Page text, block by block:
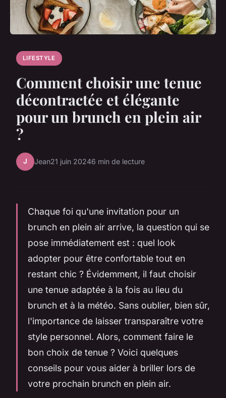
LIFESTYLE
Comment choisir une tenue
décontractée et élégante
pour un brunch en plein air
?
J Jean21 juin 20246 min de lecture
Chaque foi qu'une invitation pour un
brunch en plein air arrive, la question qui se
pose immédiatement est : quel look
adopter pour être confortable tout en
restant chic ? Évidemment, il faut choisir
une tenue adaptée à la fois au lieu du
brunch et à la météo. Sans oublier, bien sûr,
l'importance de laisser transparaître votre
style personnel. Alors, comment faire le
bon choix de tenue ? Voici quelques
conseils pour vous aider à briller lors de
votre prochain brunch en plein air.